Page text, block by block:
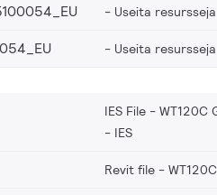
Useita resursseja
Useita resursseja
IES File - WT120C
IES
Revit file -